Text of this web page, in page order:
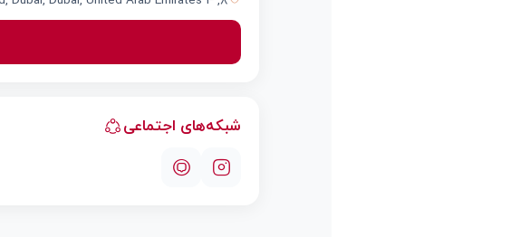
شبکه‌های اجتماعی